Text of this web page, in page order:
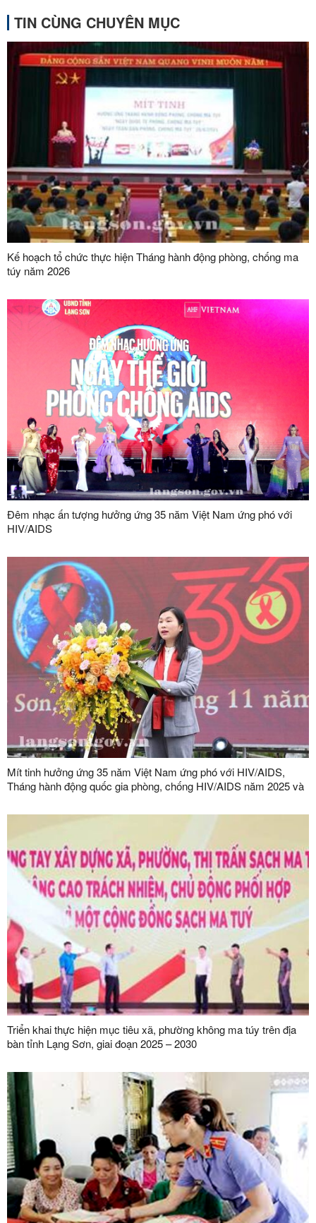
TIN CÙNG CHUYÊN MỤC
Kế hoạch tổ chức thực hiện Tháng hành động phòng, chống ma
túy năm 2026
Đêm nhạc ấn tượng hưởng ứng 35 năm Việt Nam ứng phó với
HIV/AIDS
Mít tinh hưởng ứng 35 năm Việt Nam ứng phó với HIV/AIDS,
Tháng hành động quốc gia phòng, chống HIV/AIDS năm 2025 và
Triển khai thực hiện mục tiêu xã, phường không ma túy trên địa
bàn tỉnh Lạng Sơn, giai đoạn 2025 – 2030